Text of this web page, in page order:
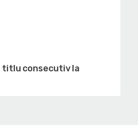
titlu consecutiv la